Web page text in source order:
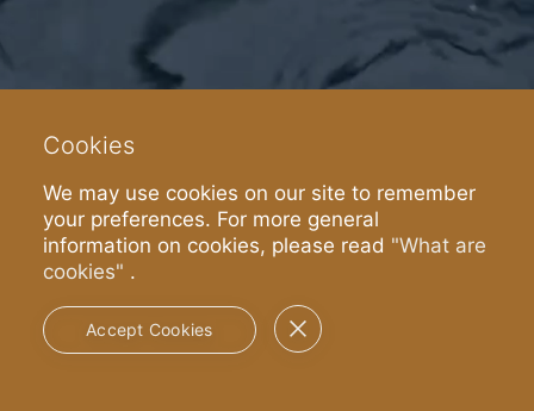
Les mer
Cookies
We may use cookies on our site to remember
your preferences. For more general
information on cookies, please read "What are
cookies" .
Accept Cookies